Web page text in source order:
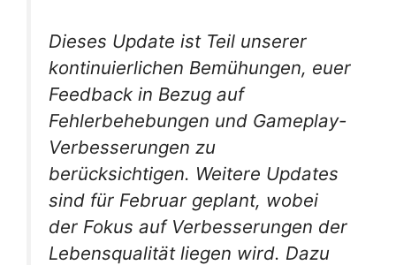
Dieses Update ist Teil unserer
kontinuierlichen Bemühungen, euer
Feedback in Bezug auf
Fehlerbehebungen und Gameplay-
Verbesserungen zu
berücksichtigen. Weitere Updates
sind für Februar geplant, wobei
der Fokus auf Verbesserungen der
Lebensqualität liegen wird. Dazu